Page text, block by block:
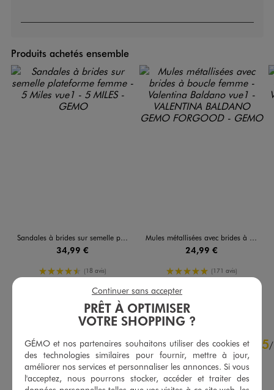
Produits achetés ensemble
Sandales à brides sur semelle plateforme femme - 5 Miles
34,99 €
4.5/5 de moyenne
(18 avis)
AU PANIER
Mules métallisées avec brides à boucle femme - Valentina Baldano
24,99 €
5/5 de moyenne
(171 avis)
4.7/5 5/
Avis vérifié et récompensé
Chouette!!
PRÊT À OPTIMISER
VOTRE SHOPPING ?
GÉMO et nos partenaires souhaitons utiliser des cookies et
des technologies similaires pour fournir, mettre à jour,
améliorer nos services et personnaliser les annonces. Si vous
l'acceptez, nous pourrons stocker, accéder et traiter des
Continuer sans accepter